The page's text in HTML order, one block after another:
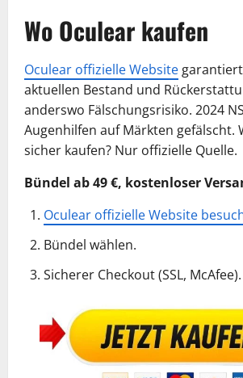
Wo Oculear kaufen
Oculear offizielle Website
aktuellen Bestand und
anderswo Fälschungsrisiko. 2024
Augenhilfen auf Märkten gefälscht.
sicher kaufen? Nur offizielle Quelle.
Bündel ab 49 €, kostenloser
Oculear offizielle Website
Bündel wählen.
Sicherer Checkout (SSL, McAfee).